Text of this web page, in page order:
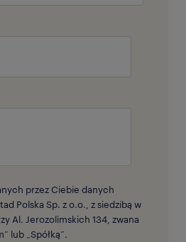
przez Ciebie danych
Polska Sp. z o.o., z siedzibą w
Al. Jerozolimskich 134, zwana
lub „Spółką”.